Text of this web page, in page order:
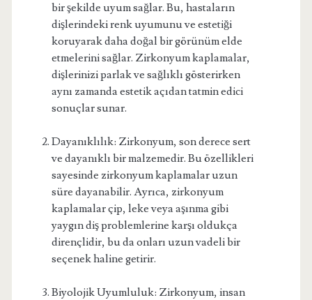
bir şekilde uyum sağlar. Bu, hastaların
dişlerindeki renk uyumunu ve estetiği
koruyarak daha doğal bir görünüm elde
etmelerini sağlar. Zirkonyum kaplamalar,
dişlerinizi parlak ve sağlıklı gösterirken
aynı zamanda estetik açıdan tatmin edici
sonuçlar sunar.
Dayanıklılık: Zirkonyum, son derece sert
ve dayanıklı bir malzemedir. Bu özellikleri
sayesinde zirkonyum kaplamalar uzun
süre dayanabilir. Ayrıca, zirkonyum
kaplamalar çip, leke veya aşınma gibi
yaygın diş problemlerine karşı oldukça
dirençlidir, bu da onları uzun vadeli bir
seçenek haline getirir.
Biyolojik Uyumluluk: Zirkonyum, insan